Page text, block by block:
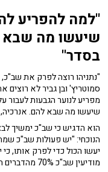
"למה להפריע
שיעשו מה שבא
בסדר"
"נתניהו רוצה לפרק את
סמוטריץ' ובן גביר לא רוצים
מפריע לנוער הגבעות לעבור
שיעשו מה שבא להם. אנרכיה,
הוא הדגיש כי שב"כ ימשיך
הנוכחי: "יש פעולות שב"כ
יעשו הכול כדי לפרק אותו,
מודיעין שב"כ 70% מהדברים האלה לא היו קורים".